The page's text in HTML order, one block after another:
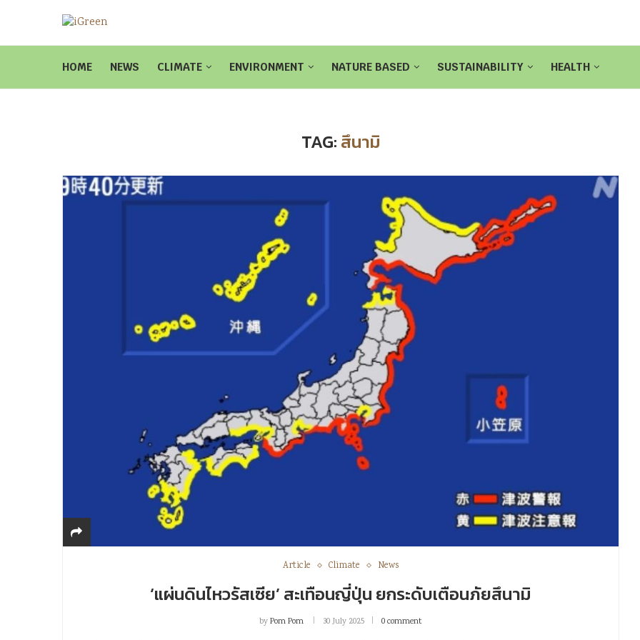
HOME NEWS CLIMATE ENVIRONMENT NATURE BASED SUSTAINABILITY HEALTH
TAG: สึนามิ
Article Climate News
‘แผ่นดินไหวรัสเซีย’ สะเทือนญี่ปุ่น ยกระดับเตือนภัยสึนามิ
byPom Pom 30 July 2025 0 comment